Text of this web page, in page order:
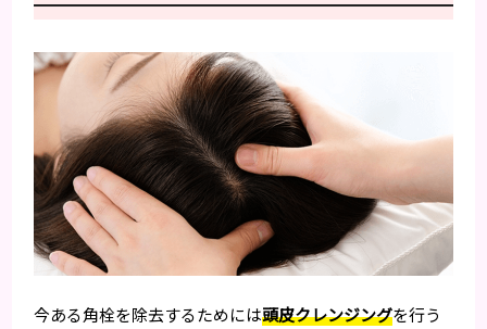
今ある角栓を除去するためには頭皮クレンジングを行う